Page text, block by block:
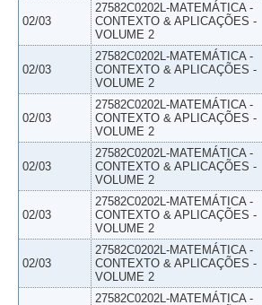
02/03
27582C0202L-MATEMÁTICA -
CONTEXTO & APLICAÇÕES -
VOLUME 2
02/03
27582C0202L-MATEMÁTICA -
CONTEXTO & APLICAÇÕES -
VOLUME 2
02/03
27582C0202L-MATEMÁTICA -
CONTEXTO & APLICAÇÕES -
VOLUME 2
02/03
27582C0202L-MATEMÁTICA -
CONTEXTO & APLICAÇÕES -
VOLUME 2
02/03
27582C0202L-MATEMÁTICA -
CONTEXTO & APLICAÇÕES -
VOLUME 2
02/03
27582C0202L-MATEMÁTICA -
CONTEXTO & APLICAÇÕES -
VOLUME 2
27582C0202L-MATEMÁTICA -